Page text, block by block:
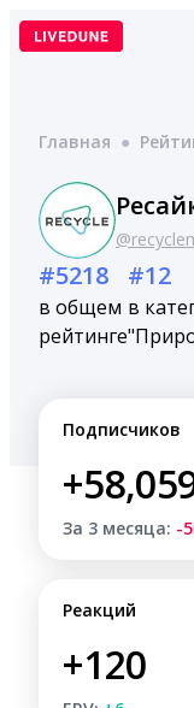
Перейти
Главная ●
#5218
в общем
рейтинге
#12
в
Подписчиков
За 3 месяца: -
Реакций
+120